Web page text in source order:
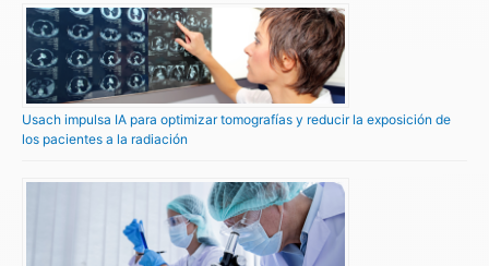
Usach impulsa IA para optimizar tomografías y reducir la exposición de
los pacientes a la radiación